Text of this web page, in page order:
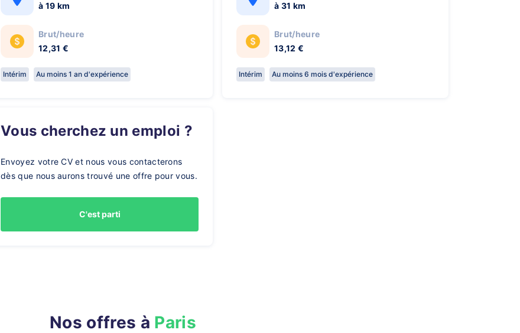
à 19 km
Brut/heure
12,31 €
Intérim Au moins 1 an d'expérience
à 31 km
Brut/heure
13,12 €
Intérim Au moins 6 mois d'expérience
Vous cherchez un emploi ?
Envoyez votre CV et nous vous contacterons
dès que nous aurons trouvé une offre pour vous.
C'est parti
Nos offres à Paris